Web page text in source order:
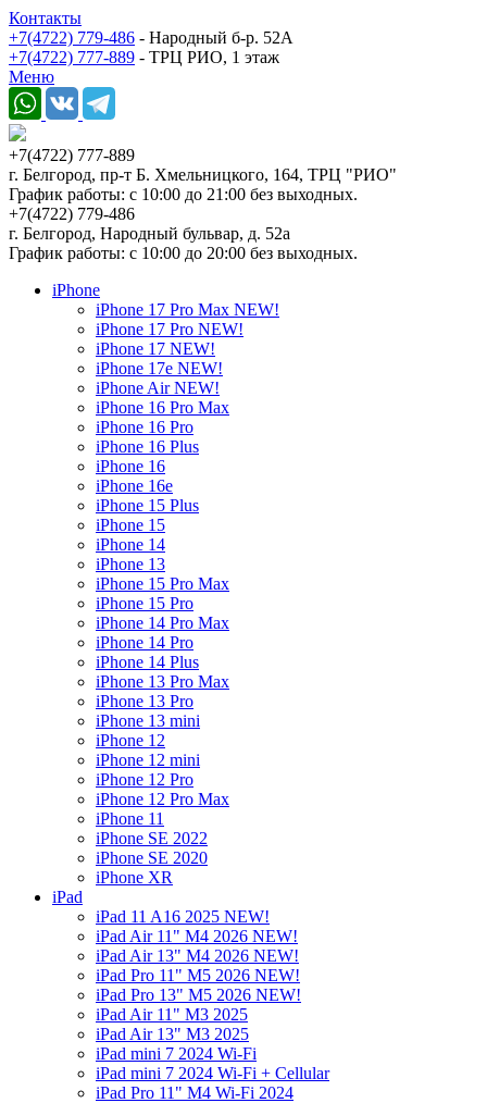
Контакты
+7(4722) 779-486 - Народный б-р. 52А
+7(4722) 777-889 - ТРЦ РИО, 1 этаж
Меню
+7(4722) 777-889
г. Белгород, пр-т Б. Хмельницкого, 164, ТРЦ "РИО"
График работы: с 10:00 до 21:00 без выходных.
+7(4722) 779-486
г. Белгород, Народный бульвар, д. 52а
График работы: с 10:00 до 20:00 без выходных.
iPhone
iPhone 17 Pro Max NEW!
iPhone 17 Pro NEW!
iPhone 17 NEW!
iPhone 17e NEW!
iPhone Air NEW!
iPhone 16 Pro Max
iPhone 16 Pro
iPhone 16 Plus
iPhone 16
iPhone 16e
iPhone 15 Plus
iPhone 15
iPhone 14
iPhone 13
iPhone 15 Pro Max
iPhone 15 Pro
iPhone 14 Pro Max
iPhone 14 Pro
iPhone 14 Plus
iPhone 13 Pro Max
iPhone 13 Pro
iPhone 13 mini
iPhone 12
iPhone 12 mini
iPhone 12 Pro
iPhone 12 Pro Max
iPhone 11
iPhone SE 2022
iPhone SE 2020
iPhone XR
iPad
iPad 11 A16 2025 NEW!
iPad Air 11" M4 2026 NEW!
iPad Air 13" M4 2026 NEW!
iPad Pro 11" M5 2026 NEW!
iPad Pro 13" M5 2026 NEW!
iPad Air 11" M3 2025
iPad Air 13" M3 2025
iPad mini 7 2024 Wi-Fi
iPad mini 7 2024 Wi-Fi + Cellular
iPad Pro 11" M4 Wi-Fi 2024